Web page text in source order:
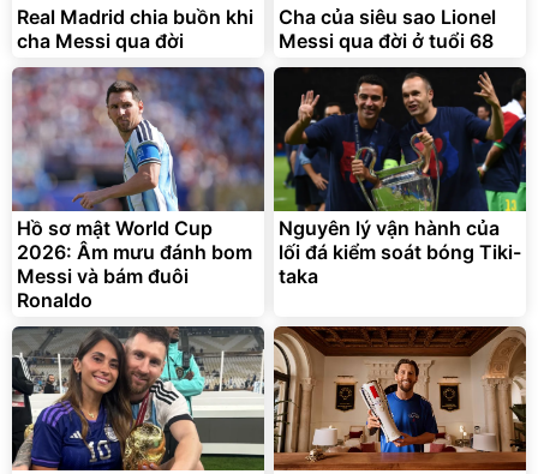
Bạt phủ xe ô tô cao cấp,
tráng nhôm 03 lớp
392.000đ
325.000đ
Đã bán nhiều
Xe đạp điện trợ lực G-
Force C14 gấp gọn bỏ cốp
tiện lợi
9.900.000 đ
7.092.000 đ
Đang xem nhiều
Real Madrid chia buồn khi
cha Messi qua đời
Cha của siêu sao Lionel
Messi qua đời ở tuổi 68
Hồ sơ mật World Cup
2026: Âm mưu đánh bom
Messi và bám đuôi
Ronaldo
Nguyên lý vận hành của
lối đá kiểm soát bóng Tiki-
taka